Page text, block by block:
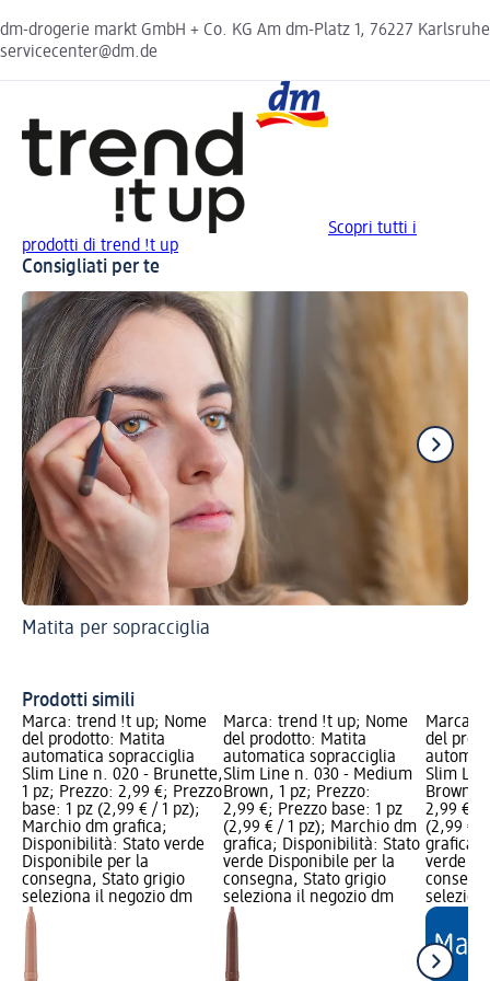
dm-drogerie markt GmbH + Co. KG Am dm-Platz 1, 76227 Karlsruhe
servicecenter@dm.de
Scopri tutti i
prodotti di trend !t up
Consigliati per te
Matita per sopracciglia
Prodotti simili
Marca: trend !t up; Nome
del prodotto: Matita
automatica sopracciglia
Slim Line n. 020 - Brunette,
1 pz; Prezzo: 2,99 €; Prezzo
base: 1 pz (2,99 € / 1 pz);
Marchio dm grafica;
Disponibilità: Stato verde
Disponibile per la
consegna, Stato grigio
seleziona il negozio dm
Marca: trend !t up; Nome
del prodotto: Matita
automatica sopracciglia
Slim Line n. 030 - Medium
Brown, 1 pz; Prezzo:
2,99 €; Prezzo base: 1 pz
(2,99 € / 1 pz); Marchio dm
grafica; Disponibilità: Stato
verde Disponibile per la
consegna, Stato grigio
seleziona il negozio dm
Marca:
del
Slim
Brown,
2,99 €;
(2,99 € /
grafica;
verde